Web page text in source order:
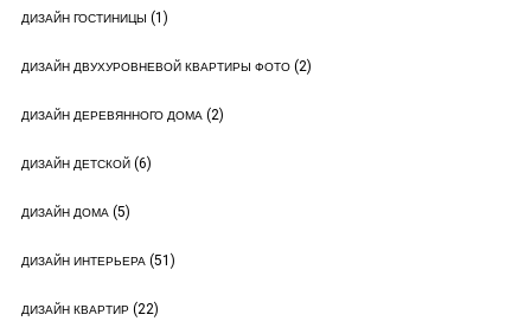
ДИЗАЙН ГОСТИНИЦЫ (1)
ДИЗАЙН ДВУХУРОВНЕВОЙ КВАРТИРЫ ФОТО(2)
ДИЗАЙН ДЕРЕВЯННОГО ДОМА(2)
ДИЗАЙН ДЕТСКОЙ(6)
ДИЗАЙН ДОМА(5)
ДИЗАЙН ИНТЕРЬЕРА(51)
ДИЗАЙН КВАРТИР(22)